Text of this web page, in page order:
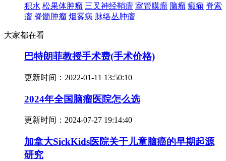
积水 松果体肿瘤 三叉神经鞘瘤 室管膜瘤 脑瘤 癫痫 脊索
瘤 脊髓肿瘤 烟雾病 脉络丛肿瘤
大家都在看
巴特朗菲教授手术费(手术价格)
更新时间： 2022-01-11 13:50:10
2024年全国脑瘤医院怎么选
更新时间： 2024-07-27 19:14:40
加拿大SickKids医院关于儿童脑癌的早期起源
研究